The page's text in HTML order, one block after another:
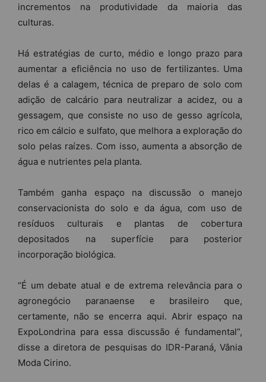
incrementos na produtividade da maioria das
culturas.
Há estratégias de curto, médio e longo prazo para
aumentar a eficiência no uso de fertilizantes. Uma
delas é a calagem, técnica de preparo de solo com
adição de calcário para neutralizar a acidez, ou a
gessagem, que consiste no uso de gesso agrícola,
rico em cálcio e sulfato, que melhora a exploração do
solo pelas raízes. Com isso, aumenta a absorção de
água e nutrientes pela planta.
Também ganha espaço na discussão o manejo
conservacionista do solo e da água, com uso de
resíduos culturais e plantas de cobertura
depositados na superfície para posterior
incorporação biológica.
“É um debate atual e de extrema relevância para o
agronegócio paranaense e brasileiro que,
certamente, não se encerra aqui. Abrir espaço na
ExpoLondrina para essa discussão é fundamental”,
disse a diretora de pesquisas do IDR-Paraná, Vânia
Moda Cirino.